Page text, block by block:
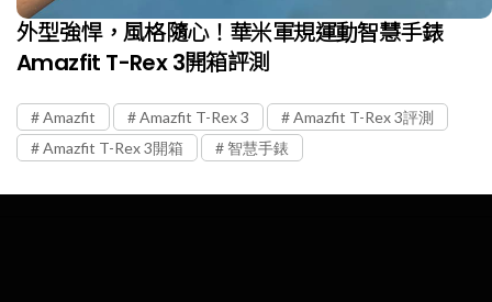
外型強悍，風格隨心！華米軍規運動智慧手錶
Amazfit T-Rex 3開箱評測
Amazfit Amazfit T-Rex 3
Amazfit T-Rex 3評測
Amazfit T-Rex 3開箱
智慧手錶